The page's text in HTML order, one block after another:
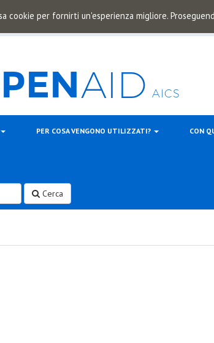
cookie per fornirti un'esperienza migliore.
PER COSA VENGONO UTILIZZATI? CON
Cerca